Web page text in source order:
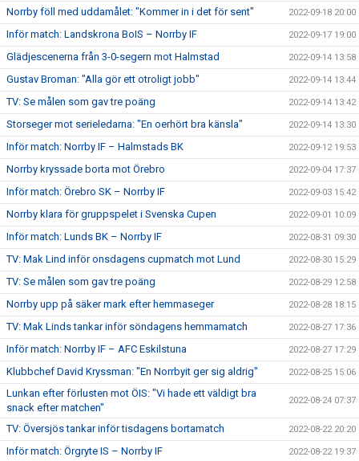
Norrby föll med uddamålet: "Kommer in i det för sent" 2022-09-18 20:00
Inför match: Landskrona BoIS – Norrby IF 2022-09-17 19:00
Glädjescenerna från 3-0-segern mot Halmstad 2022-09-14 13:58
Gustav Broman: "Alla gör ett otroligt jobb" 2022-09-14 13:44
TV: Se målen som gav tre poäng 2022-09-14 13:42
Storseger mot serieledarna: "En oerhört bra känsla" 2022-09-14 13:30
Inför match: Norrby IF – Halmstads BK 2022-09-12 19:53
Norrby kryssade borta mot Örebro 2022-09-04 17:37
Inför match: Örebro SK – Norrby IF 2022-09-03 15:42
Norrby klara för gruppspelet i Svenska Cupen 2022-09-01 10:09
Inför match: Lunds BK – Norrby IF 2022-08-31 09:30
TV: Mak Lind inför onsdagens cupmatch mot Lund 2022-08-30 15:29
TV: Se målen som gav tre poäng 2022-08-29 12:58
Norrby upp på säker mark efter hemmaseger 2022-08-28 18:15
TV: Mak Linds tankar inför söndagens hemmamatch 2022-08-27 17:36
Inför match: Norrby IF – AFC Eskilstuna 2022-08-27 17:29
Klubbchef David Kryssman: "En Norrbyit ger sig aldrig" 2022-08-25 15:06
Lunkan efter förlusten mot ÖIS: "Vi hade ett väldigt bra
snack efter matchen"
2022-08-24 07:37
TV: Översjös tankar inför tisdagens bortamatch 2022-08-22 20:20
Inför match: Örgryte IS – Norrby IF 2022-08-22 19:37